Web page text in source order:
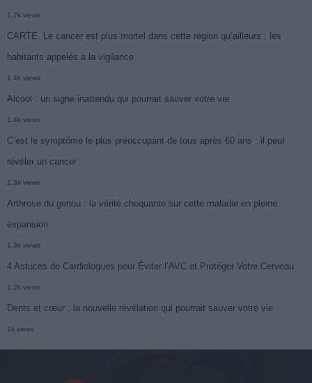
1.7k views
CARTE. Le cancer est plus mortel dans cette région qu’ailleurs : les
habitants appelés à la vigilance
1.4k views
Alcool : un signe inattendu qui pourrait sauver votre vie
1.4k views
C’est le symptôme le plus préoccupant de tous après 60 ans : il peut
révéler un cancer
1.3k views
Arthrose du genou : la vérité choquante sur cette maladie en pleine
expansion
1.3k views
4 Astuces de Cardiologues pour Éviter l’AVC et Protéger Votre Cerveau
1.2k views
Dents et cœur : la nouvelle révélation qui pourrait sauver votre vie
1k views